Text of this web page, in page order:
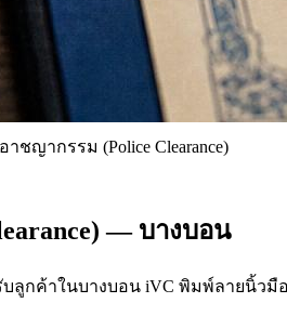
ชญากรรม (Police Clearance)
— บางบอน
รับลูกค้าในบางบอน iVC พิมพ์ลาย